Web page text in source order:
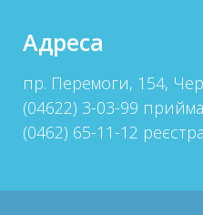
Адреса
пр. Перемоги, 154,
(04622) 3-03-99
(0462) 65-11-12